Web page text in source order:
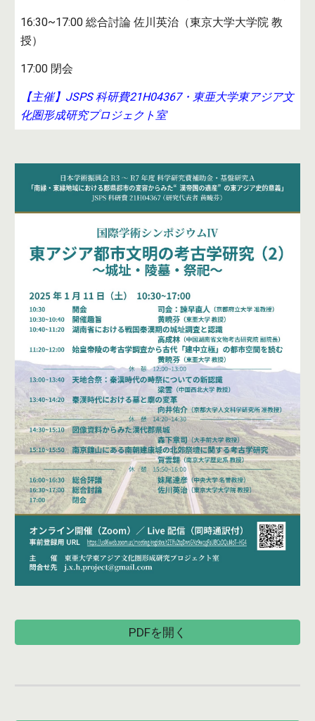
16:30~17:00 総合討論 佐川英治（東京大学大学院 教
授）
17:00 閉会
【主催】JSPS 科研費21H04367・東亜大学東アジア文
化圏形成研究プロジェクト室
PDFを開く